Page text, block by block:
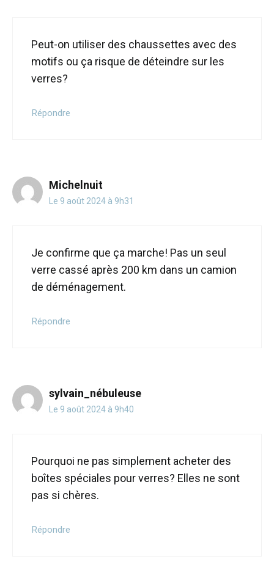
Peut-on utiliser des chaussettes avec des
motifs ou ça risque de déteindre sur les
verres?
Répondre
Michelnuit
Le 9 août 2024 à 9h31
Je confirme que ça marche! Pas un seul
verre cassé après 200 km dans un camion
de déménagement.
Répondre
sylvain_nébuleuse
Le 9 août 2024 à 9h40
Pourquoi ne pas simplement acheter des
boîtes spéciales pour verres? Elles ne sont
pas si chères.
Répondre